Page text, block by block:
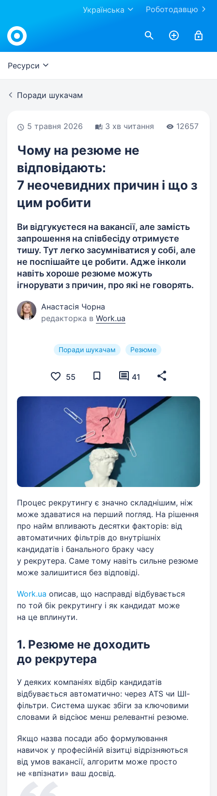
Роботодавцю
Українська
Work.ua
Ресурси
Поради шукачам
5 травня 2026 3 хв читання 12657
Чому на резюме не
відповідають:
7 неочевидних причин і що з
цим робити
Ви відгукуєтеся на вакансії, але замість
запрошення на співбесіду отримуєте
тишу. Тут легко засумніватися у собі, але
не поспішайте це робити. Адже інколи
навіть хороше резюме можуть
ігнорувати з причин, про які не говорять.
Анастасія Чорна
редакторка в Work.ua
Поради шукачам Резюме
55 41
Процес рекрутингу є значно складнішим, ніж
може здаватися на перший погляд. На рішення
про найм впливають десятки факторів: від
автоматичних фільтрів до внутрішніх
кандидатів і банального браку часу
у рекрутера. Саме тому навіть сильне резюме
може залишитися без відповіді.
Work.ua описав, що насправді відбувається
по той бік рекрутингу і як кандидат може
на це вплинути.
1. Резюме не доходить
до рекрутера
У деяких компаніях відбір кандидатів
відбувається автоматично: через ATS чи ШІ-
фільтри. Система шукає збіги за ключовими
словами й відсіює менш релевантні резюме.
Якщо назва посади або формулювання
навичок у професійній візитці відрізняються
від умов вакансії, алгоритм може просто
не «впізнати» ваш досвід.